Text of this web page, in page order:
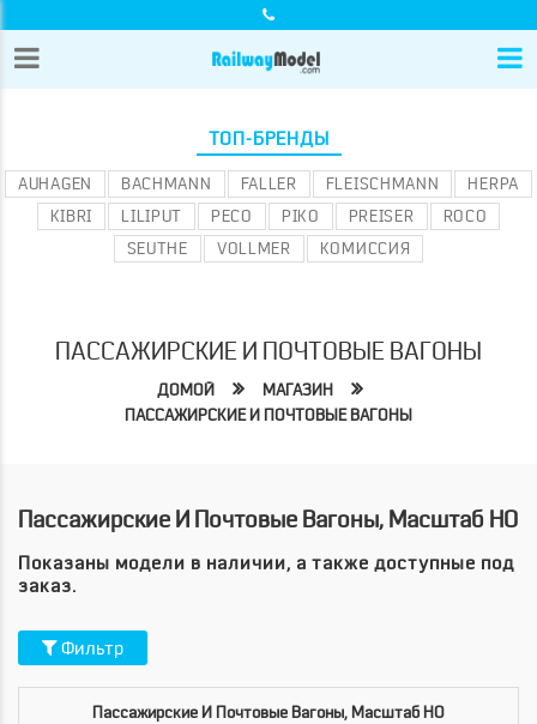
ТОП-БРЕНДЫ
AUHAGEN BACHMANN FALLER FLEISCHMANN
HERPA
KIBRI
LILIPUT PECO PIKO PREISER
ROCO
SEUTHE
VOLLMER КОМИССИЯ
ПАССАЖИРСКИЕ И ПОЧТОВЫЕ ВАГОНЫ
ДОМОЙ
МАГАЗИН
ПАССАЖИРСКИЕ И ПОЧТОВЫЕ ВАГОНЫ
Пассажирские И Почтовые Вагоны, Масштаб HO
Показаны модели в наличии, а также доступные под
заказ.
Фильтр
Пассажирские И Почтовые Вагоны, Масштаб HO